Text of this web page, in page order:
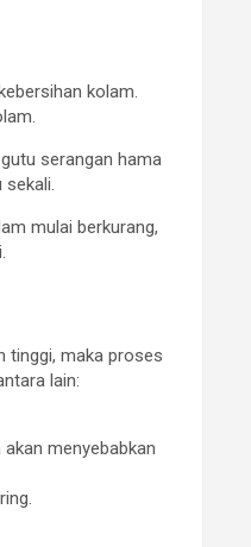
kolam.
serangan hama
sekali.
mulai berkurang,
tinggi, maka proses
lain:
menyebabkan